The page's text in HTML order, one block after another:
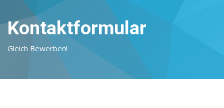
Kontaktformular
Gleich Bewerben!